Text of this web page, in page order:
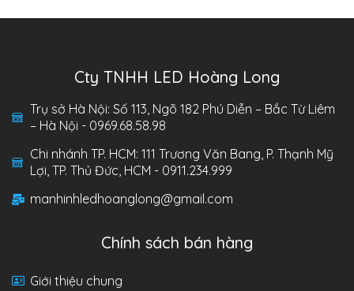
Cty TNHH LED Hoàng Long
Trụ sở Hà Nội: Số 113, Ngõ 182 Phú Diễn – Bắc Từ Liêm
– Hà Nội - 0969.68.58.98
Chi nhánh TP. HCM: 111 Trương Văn Bang, P. Thạnh Mỹ
Lợi, TP. Thủ Đức, HCM - 0911.234.999
manhinhledhoanglong@gmail.com
Chính sách bán hàng
Giới thiệu chung